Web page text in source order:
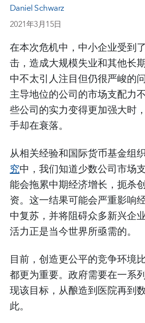
Daniel Schwarz
2021年3月15日
在本次危机中，中小企业受到
击，造成大规模失业和其他长
中不太引人注目但仍很严峻的
主导地位的公司的市场支配力
些公司的实力变得更加强大时
手却在衰落。
从相关经验和国际货币基金组
究中，我们知道少数公司市场
能会拖累中期经济增长，扼杀
资。这一结果可能会严重影响
中复苏，并将阻碍众多新兴企
活力正是当今世界所亟需的。
目前，创造更公平的竞争环境
都更为重要。政府需要在一系
现该目标，从酿造到医院再到
此。